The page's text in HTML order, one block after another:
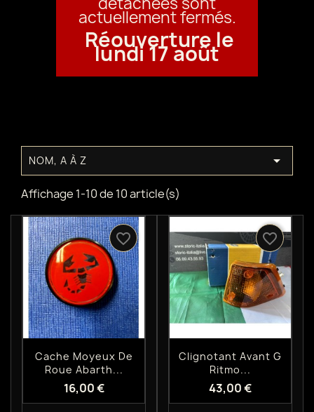
actuellement fermés.
Réouverture le
lundi 17 août
NOM, A À Z 
Affichage 1-10 de 10 article(s)
Aperçu rapide
Cache Moyeux De
Roue Abarth...
16,00 €
favorite_border
Aperçu rapide
Clignotant Avant G
Ritmo...
43,00 €
favorite_border